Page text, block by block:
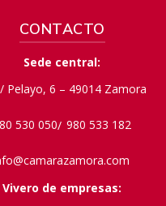
CONTACTO
Sede central:
Pelayo, 6 – 49014 Zamora
530 050/ 980 533 182
Vivero de empresas: